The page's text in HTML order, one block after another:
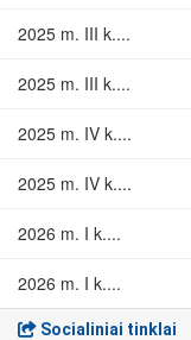
2025 m. III k....
2025 m. III k....
2025 m. IV k....
2025 m. IV k....
2026 m. I k....
2026 m. I k....
Socialiniai tinklai